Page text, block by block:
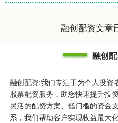
融创配资文章
融创
融创配资:我们专注于为个人投资
股票配资服务，助您快速提升投
灵活的配资方案、低门槛的资金
系，我们帮助客户实现收益最大